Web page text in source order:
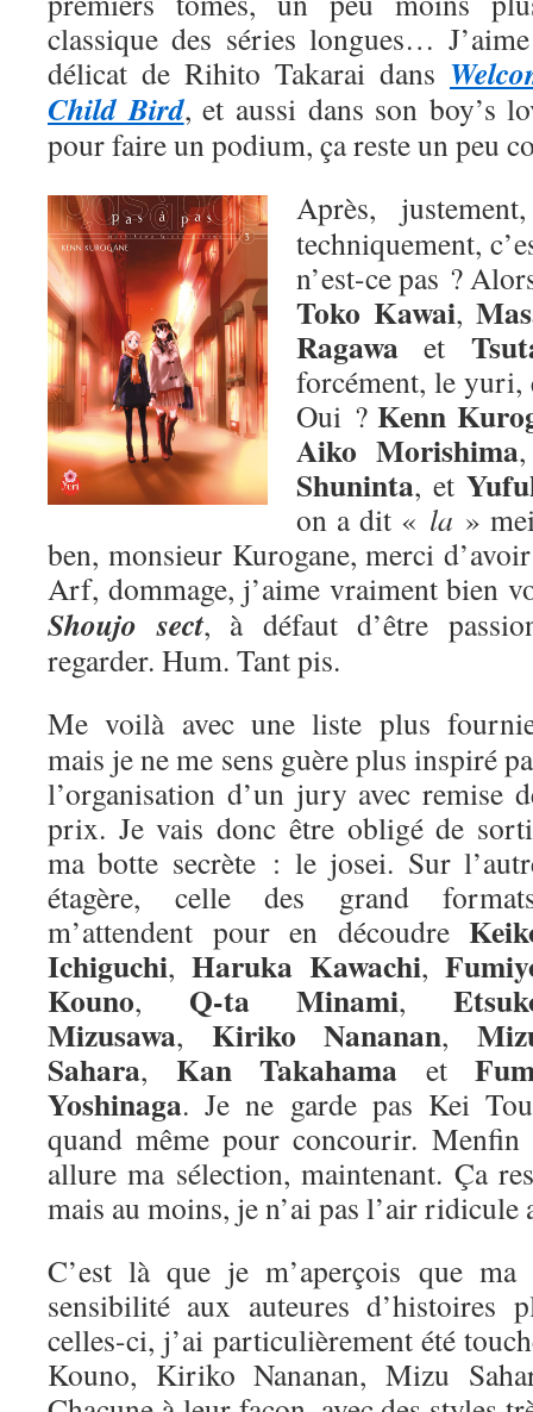
classique des séries longues…
délicat de Rihito Takarai dans
Child Bird, et aussi dans son boy’s
pour faire un podium, ça reste un peu
Après,
techniquement,
n’est-ce pas ?
Toko Kawai,
Ragawa et
forcément, le yuri,
Oui ?Kenn
Aiko Morishima
Shuninta, et
on a dit « la »
ben, monsieur Kurogane, merci
Arf, dommage, j’aime vraiment bien
Shoujo sect, à défaut d’être
regarder. Hum. Tant pis.
Me voilà avec une liste plus
mais je ne me sens guère plus inspiré
l’organisation d’un jury avec remise
prix. Je vais donc être obligé de
ma botte secrète : le josei. Sur
étagère, celle des grand
m’attendent pour en découdre
Ichiguchi, Haruka Kawachi,
Kouno, Q-ta Minami,
Mizusawa, Kiriko Nananan,
Sahara, Kan Takahama et
Yoshinaga. Je ne garde pas Kei
quand même pour concourir.
allure ma sélection, maintenant. Ça
mais au moins, je n’ai pas l’air ridicule
C’est là que je m’aperçois que
sensibilité aux auteures d’histoires
celles-ci, j’ai particulièrement été
Kouno, Kiriko Nananan, Mizu